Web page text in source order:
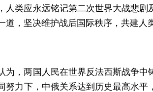
人类应永远铭记第二次世界大战悲
道，坚决维护战后国际秩序，共建人
为，两国人民在世界反法西斯战争
努力下，中俄关系达到历史最高水